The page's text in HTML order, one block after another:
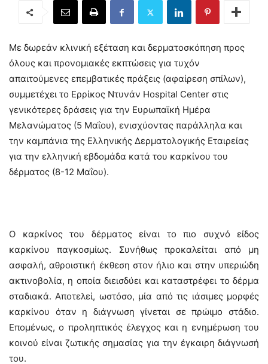
Με δωρεάν κλινική εξέταση και δερματοσκόπηση προς
όλους και προνομιακές εκπτώσεις για τυχόν
απαιτούμενες επεμβατικές πράξεις (αφαίρεση σπίλων),
συμμετέχει το Ερρίκος Ντυνάν Ηospital Center στις
γενικότερες δράσεις για την Ευρωπαϊκή Ημέρα
Μελανώματος (5 Μαΐου), ενισχύοντας παράλληλα και
την καμπάνια της Ελληνικής Δερματολογικής Εταιρείας
για την ελληνική εβδομάδα κατά του καρκίνου του
δέρματος (8-12 Μαΐου).
Ο καρκίνος του δέρματος είναι το πιο συχνό είδος
καρκίνου παγκοσμίως. Συνήθως προκαλείται από μη
ασφαλή, αθροιστική έκθεση στον ήλιο και στην υπεριώδη
ακτινοβολία, η οποία διεισδύει και καταστρέφει το δέρμα
σταδιακά. Αποτελεί, ωστόσο, μία από τις ιάσιμες μορφές
καρκίνου όταν η διάγνωση γίνεται σε πρώιμο στάδιο.
Επομένως, ο προληπτικός έλεγχος και η ενημέρωση του
κοινού είναι ζωτικής σημασίας για την έγκαιρη διάγνωσή
του.